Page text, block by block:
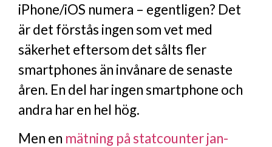
iPhone/iOS numera – egentligen? Det
är det förstås ingen som vet med
säkerhet eftersom det sålts fler
smartphones än invånare de senaste
åren. En del har ingen smartphone och
andra har en hel hög.
Men en mätning på statcounter jan-